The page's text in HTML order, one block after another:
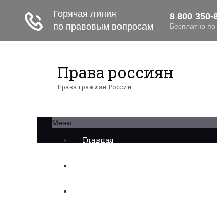
Права россиян
Права граждан России
Меню
Главная